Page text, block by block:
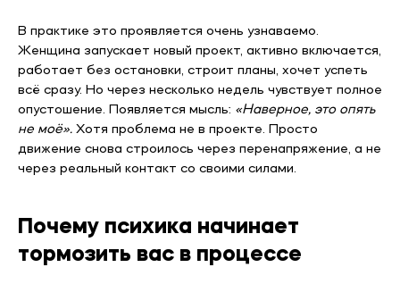
В практике это проявляется очень узнаваемо.
Женщина запускает новый проект, активно включается,
работает без остановки, строит планы, хочет успеть
всё сразу. Но через несколько недель чувствует полное
опустошение. Появляется мысль: «Наверное, это опять
не моё». Хотя проблема не в проекте. Просто
движение снова строилось через перенапряжение, а не
через реальный контакт со своими силами.
Почему психика начинает
тормозить вас в процессе